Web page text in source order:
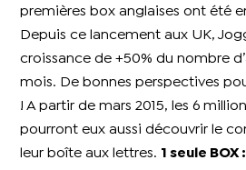
premières box anglaises ont été
Depuis ce lancement aux UK,
croissance de +50% du nombre
mois. De bonnes perspectives
! A partir de mars 2015, les 6
pourront eux aussi découvrir le
leur boîte aux lettres. 1 seule BOX